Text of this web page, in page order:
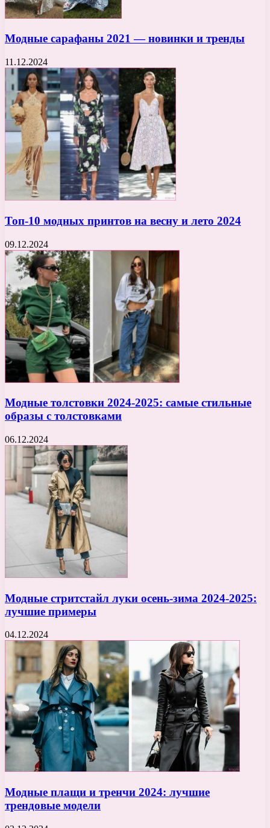
Модные сарафаны 2021 — новинки и тренды
11.12.2024
Топ-10 модных принтов на весну и лето 2024
09.12.2024
Модные толстовки 2024-2025: самые стильные
образы с толстовками
06.12.2024
Модные стритстайл луки осень-зима 2024-2025:
лучшие примеры
04.12.2024
Модные плащи и тренчи 2024: лучшие
трендовые модели